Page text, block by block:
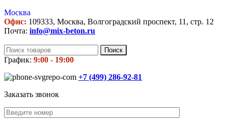
Москва
Офис: 109333, Москва, Волгоградский проспект, 11, стр. 12
Почта: info@mix-beton.ru
Поиск
График: 9:00 - 19:00
+7 (499) 286-92-81
Заказать звонок